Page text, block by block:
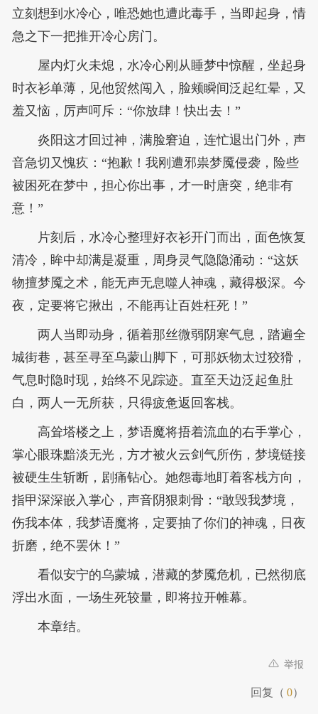
立刻想到水冷心，唯恐她也遭此毒手，当即起身，情
急之下一把推开冷心房门。
屋内灯火未熄，水冷心刚从睡梦中惊醒，坐起身
时衣衫单薄，见他贸然闯入，脸颊瞬间泛起红晕，又
羞又恼，厉声呵斥：“你放肆！快出去！”
炎阳这才回过神，满脸窘迫，连忙退出门外，声
音急切又愧疚：“抱歉！我刚遭邪祟梦魇侵袭，险些
被困死在梦中，担心你出事，才一时唐突，绝非有
意！”
片刻后，水冷心整理好衣衫开门而出，面色恢复
清冷，眸中却满是凝重，周身灵气隐隐涌动：“这妖
物擅梦魇之术，能无声无息噬人神魂，藏得极深。今
夜，定要将它揪出，不能再让百姓枉死！”
两人当即动身，循着那丝微弱阴寒气息，踏遍全
城街巷，甚至寻至乌蒙山脚下，可那妖物太过狡猾，
气息时隐时现，始终不见踪迹。直至天边泛起鱼肚
白，两人一无所获，只得疲惫返回客栈。
高耸塔楼之上，梦语魔将捂着流血的右手掌心，
掌心眼珠黯淡无光，方才被火云剑气所伤，梦境链接
被硬生生斩断，剧痛钻心。她怨毒地盯着客栈方向，
指甲深深嵌入掌心，声音阴狠刺骨：“敢毁我梦境，
伤我本体，我梦语魔将，定要抽了你们的神魂，日夜
折磨，绝不罢休！”
看似安宁的乌蒙城，潜藏的梦魇危机，已然彻底
浮出水面，一场生死较量，即将拉开帷幕。
本章结。
举报
回复（ 0）